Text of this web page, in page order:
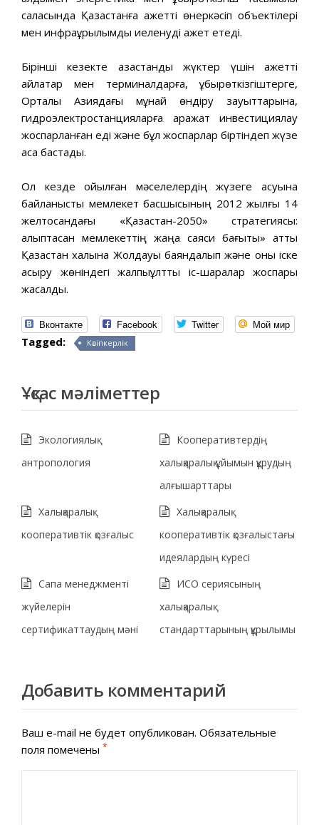
саласында Қазақстанға қажеттi өнеркəсiп объектiлерi
мен инфрақұрылымды иеленудi қажет етеді.
Бiрiншi кезекте қазақстандық жүктер үшiн қажеттi
айлақтар мен терминалдарға, құбырөткізгіштерге,
Орталық Азиядағы мұнай өндiру зауыттарына,
гидроэлектростанцияларға қаражат инвестициялау
жоспарланған еді жəне бұл жоспарлар біртіндеп жүзе
аса бастады.
Ол кезде қойылған мəселелердің жүзеге асуына
байланысты мемлекет басшысының 2012 жылғы 14
желтоқсандағы «Қазақстан-2050» стратегиясы:
қалыптасқан мемлекеттің жаңа саяси бағыты» атты
Қазақстан халқына Жолдауы баяндалып жəне оны іске
асыру жөніндегі жалпыұлттық іс-шаралар жоспары
жасалды.
Вконтакте Facebook Twitter Мой мир
Tagged: Кәсіпкерлік
Ұқсас мәліметтер
Экологиялық
антропология
Кооперативтердің
халықаралық ұйымын құрудың
алғышарттары
Халықаралық
кооперативтік қозғалыс
Халықаралық
кооперативтік қозғалыстағы
идеялардың күресі
Сапа менеджменті
жүйелерін
сертификаттаудың мәні
ИСО сериясының
халықаралық
стандарттарының құрылымы
Добавить комментарий
Ваш e-mail не будет опубликован. Обязательные
поля помечены *